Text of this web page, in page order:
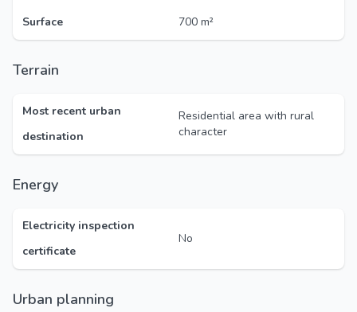
Surface 700 m²
Terrain
Most recent urban
destination
Residential area with rural
character
Energy
Electricity inspection
certificate
No
Urban planning